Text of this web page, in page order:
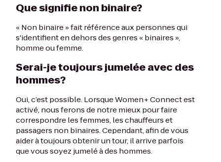
Que signifie non binaire?
« Non binaire » fait référence aux personnes qui
s'identifient en dehors des genres « binaires »,
homme ou femme.
Serai-je toujours jumelée avec des
hommes?
Oui, c’est possible. Lorsque Women+ Connect est
activé, nous ferons de notre mieux pour faire
correspondre les femmes, les chauffeurs et
passagers non binaires. Cependant, afin de vous
aider à toujours obtenir un tour, il arrive parfois
que vous soyez jumelé à des hommes.